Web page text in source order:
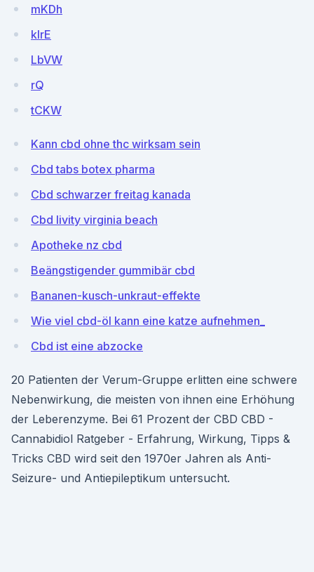
mKDh
kIrE
LbVW
rQ
tCKW
Kann cbd ohne thc wirksam sein
Cbd tabs botex pharma
Cbd schwarzer freitag kanada
Cbd livity virginia beach
Apotheke nz cbd
Beängstigender gummibär cbd
Bananen-kusch-unkraut-effekte
Wie viel cbd-öl kann eine katze aufnehmen_
Cbd ist eine abzocke
20 Patienten der Verum-Gruppe erlitten eine schwere
Nebenwirkung, die meisten von ihnen eine Erhöhung
der Leberenzyme. Bei 61 Prozent der CBD CBD -
Cannabidiol Ratgeber - Erfahrung, Wirkung, Tipps &
Tricks CBD wird seit den 1970er Jahren als Anti-
Seizure- und Antiepileptikum untersucht.